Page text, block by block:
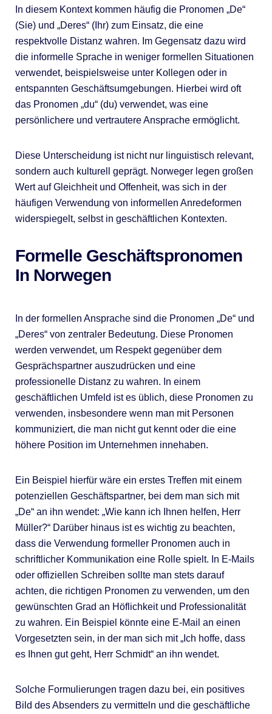
In diesem Kontext kommen häufig die Pronomen „De“
(Sie) und „Deres“ (Ihr) zum Einsatz, die eine
respektvolle Distanz wahren. Im Gegensatz dazu wird
die informelle Sprache in weniger formellen Situationen
verwendet, beispielsweise unter Kollegen oder in
entspannten Geschäftsumgebungen. Hierbei wird oft
das Pronomen „du“ (du) verwendet, was eine
persönlichere und vertrautere Ansprache ermöglicht.
Diese Unterscheidung ist nicht nur linguistisch relevant,
sondern auch kulturell geprägt. Norweger legen großen
Wert auf Gleichheit und Offenheit, was sich in der
häufigen Verwendung von informellen Anredeformen
widerspiegelt, selbst in geschäftlichen Kontexten.
Formelle Geschäftspronomen
In Norwegen
In der formellen Ansprache sind die Pronomen „De“ und
„Deres“ von zentraler Bedeutung. Diese Pronomen
werden verwendet, um Respekt gegenüber dem
Gesprächspartner auszudrücken und eine
professionelle Distanz zu wahren. In einem
geschäftlichen Umfeld ist es üblich, diese Pronomen zu
verwenden, insbesondere wenn man mit Personen
kommuniziert, die man nicht gut kennt oder die eine
höhere Position im Unternehmen innehaben.
Ein Beispiel hierfür wäre ein erstes Treffen mit einem
potenziellen Geschäftspartner, bei dem man sich mit
„De“ an ihn wendet: „Wie kann ich Ihnen helfen, Herr
Müller?“ Darüber hinaus ist es wichtig zu beachten,
dass die Verwendung formeller Pronomen auch in
schriftlicher Kommunikation eine Rolle spielt. In E-Mails
oder offiziellen Schreiben sollte man stets darauf
achten, die richtigen Pronomen zu verwenden, um den
gewünschten Grad an Höflichkeit und Professionalität
zu wahren. Ein Beispiel könnte eine E-Mail an einen
Vorgesetzten sein, in der man sich mit „Ich hoffe, dass
es Ihnen gut geht, Herr Schmidt“ an ihn wendet.
Solche Formulierungen tragen dazu bei, ein positives
Bild des Absenders zu vermitteln und die geschäftliche